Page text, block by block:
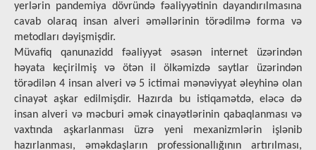
yerlərin pandemiya dövründə fəaliyyətinin dayandırılmasına
cavab olaraq insan alveri əməllərinin törədilmə forma və
metodları dəyişmişdir.
Müvafiq qanunazidd fəaliyyət əsasən internet üzərindən
həyata keçirilmiş və ötən il ölkəmizdə saytlar üzərindən
törədilən 4 insan alveri və 5 ictimai mənəviyyat əleyhinə olan
cinayət aşkar edilmişdir. Hazırda bu istiqamətdə, eləcə də
insan alveri və məcburi əmək cinayətlərinin qabaqlanması və
vaxtında aşkarlanması üzrə yeni mexanizmlərin işlənib
hazırlanması, əməkdaşların professionallığının artırılması,